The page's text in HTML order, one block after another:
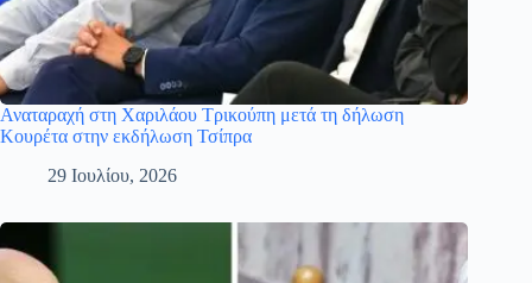
Αναταραχή στη Χαριλάου Τρικούπη μετά τη δήλωση
Κουρέτα στην εκδήλωση Τσίπρα
29 Ιουλίου, 2026